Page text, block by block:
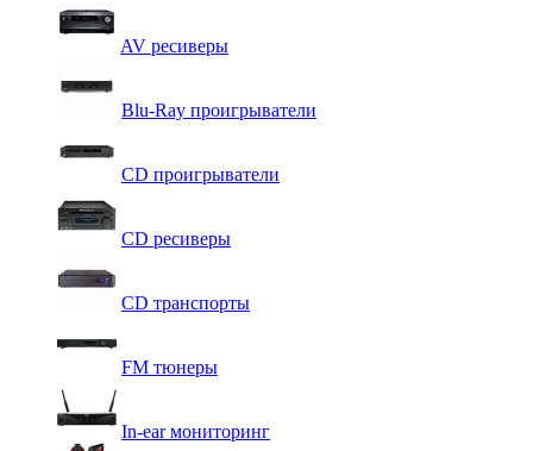
AV ресиверы
Blu-Ray проигрыватели
CD проигрыватели
CD ресиверы
CD транспорты
FM тюнеры
In-ear мониторинг